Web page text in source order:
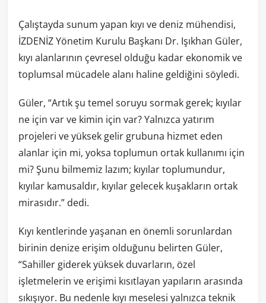
Çalıştayda sunum yapan kıyı ve deniz mühendisi,
İZDENİZ Yönetim Kurulu Başkanı Dr. Işıkhan Güler,
kıyı alanlarının çevresel olduğu kadar ekonomik ve
toplumsal mücadele alanı haline geldiğini söyledi.
Güler, “Artık şu temel soruyu sormak gerek; kıyılar
ne için var ve kimin için var? Yalnızca yatırım
projeleri ve yüksek gelir grubuna hizmet eden
alanlar için mi, yoksa toplumun ortak kullanımı için
mi? Şunu bilmemiz lazım; kıyılar toplumundur,
kıyılar kamusaldır, kıyılar gelecek kuşakların ortak
mirasıdır.” dedi.
Kıyı kentlerinde yaşanan en önemli sorunlardan
birinin denize erişim olduğunu belirten Güler,
“Sahiller giderek yüksek duvarların, özel
işletmelerin ve erişimi kısıtlayan yapıların arasında
sıkışıyor. Bu nedenle kıyı meselesi yalnızca teknik